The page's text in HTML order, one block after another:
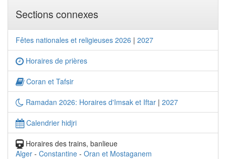
Sections connexes
Fêtes nationales et religieuses 2026 | 2027
Horaires de prières
Coran et Tafsir
Ramadan 2026: Horaires d'Imsak et Iftar | 2027
Calendrier hidjri
Horaires des trains, banlieue
Alger - Constantine - Oran et Mostaganem